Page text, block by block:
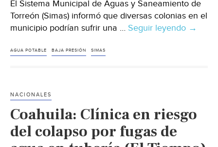
El Sistema Municipal de Aguas y Saneamiento de
Torreón (Simas) informó que diversas colonias en el
municipio podrían sufrir una … Seguir leyendo
agua
→
AGUA POTABLE BAJA PRESIÓN SIMAS
NACIONALES
Coahuila: Clínica en riesgo
del colapso por fugas de